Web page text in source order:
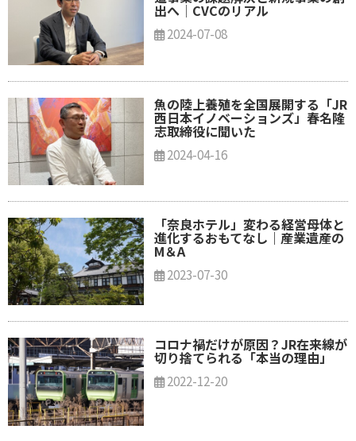
出へ│CVCのリアル
2024-07-08
魚の陸上養殖を全国展開する「JR
西日本イノベーションズ」春名隆
志取締役に聞いた
2024-04-16
「奈良ホテル」変わる経営母体と
進化するおもてなし｜産業遺産の
M＆A
2023-07-30
コロナ禍だけが原因？JR在来線が
切り捨てられる「本当の理由」
2022-12-20